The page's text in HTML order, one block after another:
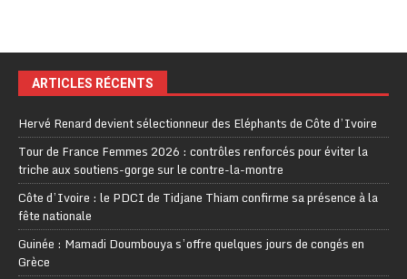
ARTICLES RÉCENTS
Hervé Renard devient sélectionneur des Eléphants de Côte d’Ivoire
Tour de France Femmes 2026 : contrôles renforcés pour éviter la
triche aux soutiens-gorge sur le contre-la-montre
Côte d’Ivoire : le PDCI de Tidjane Thiam confirme sa présence à la
fête nationale
Guinée : Mamadi Doumbouya s’offre quelques jours de congés en
Grèce